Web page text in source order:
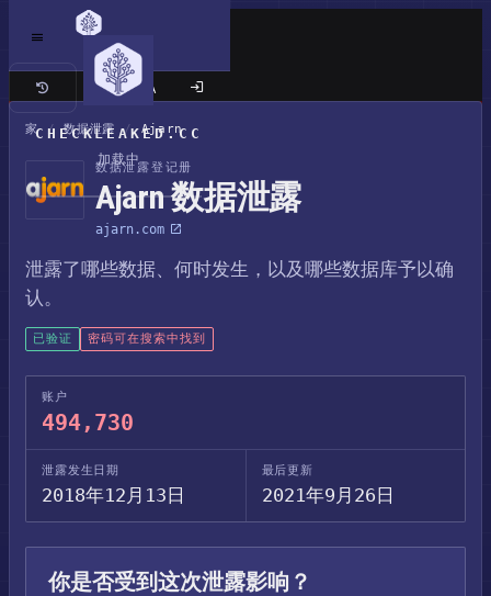
CHECKLEAKED.CC
加载中
经典站点
家 / 数据泄露 / Ajarn
数据泄露登记册
Ajarn 数据泄露
ajarn.com
泄露了哪些数据、何时发生，以及哪些数据库予以确
认。
已验证 密码可在搜索中找到
账户
494,730
泄露发生日期
2018年12月13日
最后更新
2021年9月26日
你是否受到这次泄露影响？